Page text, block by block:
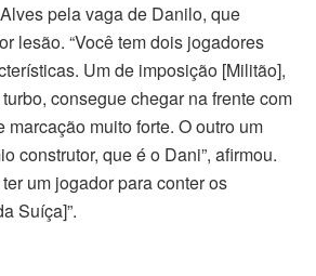
pela vaga de Danilo, que
lesão. “Você tem dois jogadores
Um de imposição [Militão],
consegue chegar na frente com
marcação muito forte. O outro um
construtor, que é o Dani”, afirmou.
um jogador para conter os
Suíça]”.